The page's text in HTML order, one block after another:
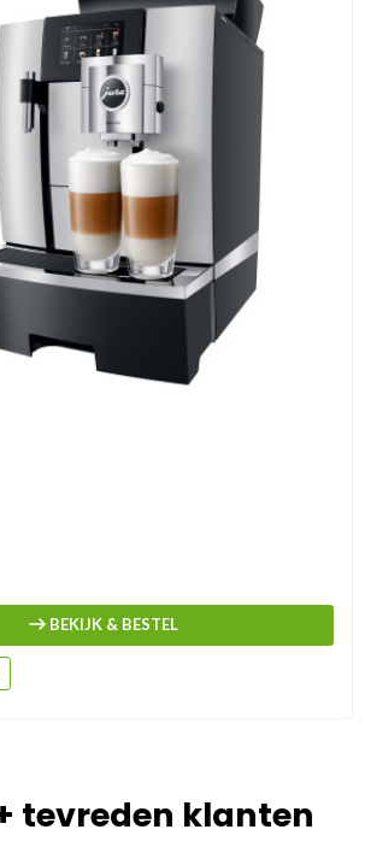
BEKIJK & BESTEL
tevreden klanten